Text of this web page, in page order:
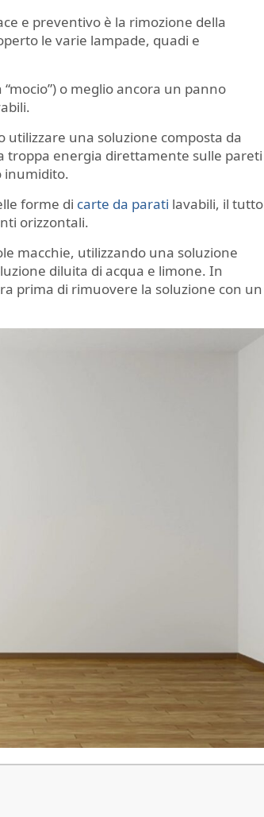
e preventivo è la rimozione della
le varie lampade, quadi e
o meglio ancora un panno
utilizzare una soluzione composta da
troppa energia direttamente sulle pareti
inumidito.
forme di carte da parati lavabili, il tutto
orizzontali.
macchie, utilizzando una soluzione
diluita di acqua e limone. In
prima di rimuovere la soluzione con un